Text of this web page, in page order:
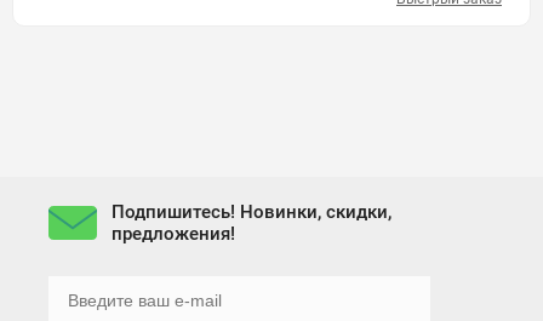
Подпишитесь! Новинки, скидки,
предложения!